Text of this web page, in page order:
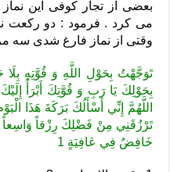
بعضی از تجار کوفی این
می کرد . فرمود : دو رکعت
وقتی از نماز فارغ شدی سه
تَوَجَّهْتُ بِحَوْلِ اللَّهِ وَ قُوَّتِهِ
بِحَوْلِكَ‏ يَا رَبِ‏ وَ قُوَّتِكَ أَبْرَأُ
اللَّهُمَّ إِنِّي أَسْأَلُكَ بَرَكَةَ هَذَا
تَرْزُقَنِي مِنْ فَضْلِكَ رِزْقاً وَاسِعاً
خَافِضٌ فِي عَافِيَةٍ 1